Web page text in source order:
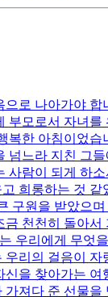
으로 나아가야 합
부모로서 자녀
복한 아침이었습
넘느라 지친 그
사람이 되게 하소
희롱하는 것 같
구원을 받았으
금 천천히 돌아서
우리에게 무엇
우리의 걸음이 자
신을 찾아가는 여
가져다 준 선물을